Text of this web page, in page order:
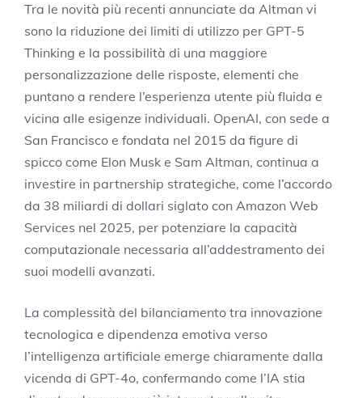
Tra le novità più recenti annunciate da Altman vi
sono la riduzione dei limiti di utilizzo per GPT-5
Thinking e la possibilità di una maggiore
personalizzazione delle risposte, elementi che
puntano a rendere l’esperienza utente più fluida e
vicina alle esigenze individuali. OpenAI, con sede a
San Francisco e fondata nel 2015 da figure di
spicco come Elon Musk e Sam Altman, continua a
investire in partnership strategiche, come l’accordo
da 38 miliardi di dollari siglato con Amazon Web
Services nel 2025, per potenziare la capacità
computazionale necessaria all’addestramento dei
suoi modelli avanzati.
La complessità del bilanciamento tra innovazione
tecnologica e dipendenza emotiva verso
l’intelligenza artificiale emerge chiaramente dalla
vicenda di GPT-4o, confermando come l’IA stia